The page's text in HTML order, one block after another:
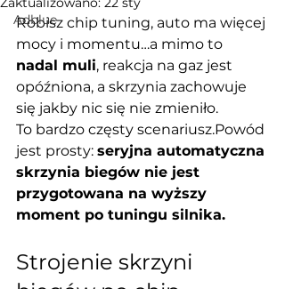
Adblue
Robisz chip tuning, auto ma więcej
mocy i momentu…a mimo to
nadal muli, reakcja na gaz jest
opóźniona, a skrzynia zachowuje
się jakby nic się nie zmieniło.
To bardzo częsty scenariusz.Powód
jest prosty: seryjna automatyczna
skrzynia biegów nie jest
przygotowana na wyższy
moment po tuningu silnika.
Strojenie skrzyni